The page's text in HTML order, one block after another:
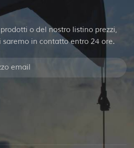
o del nostro listino prezzi,
in contatto entro 24 ore.